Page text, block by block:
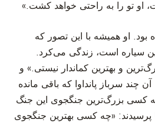
او تو را به راحتی خواهد کشت.»
بود. او همیشه با این تصور که
سیاره است، زندگی می‌کرد.
و بهترین کماندار نیستی.» و
چند سرباز پانداوا که باقی مانده
چه کسی بزرگ‌ترین جنگجوی این جنگ
پرسیدند: «چه کسی بهترین جنگجوی